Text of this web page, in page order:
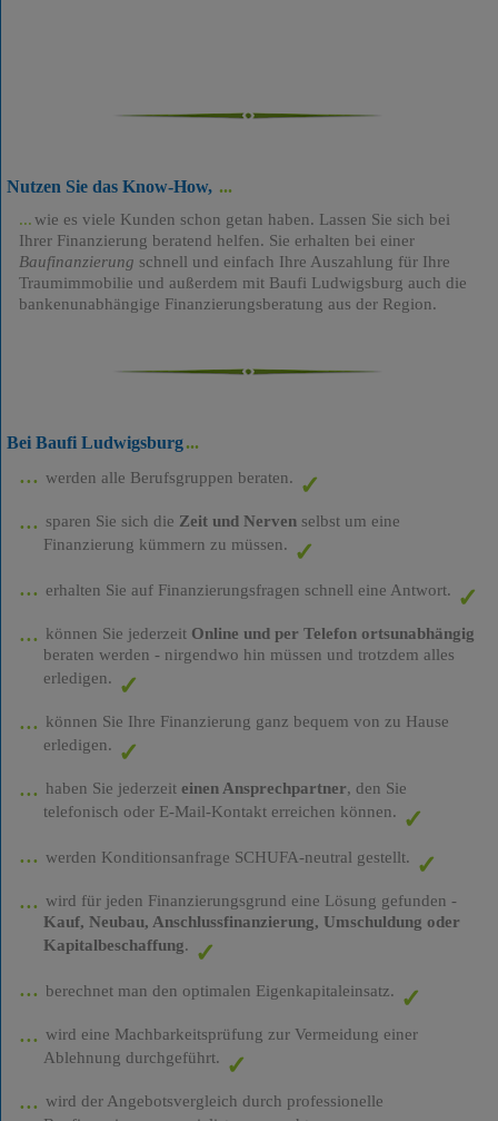
Nutzen Sie das Know-How,
wie es viele Kunden schon getan haben. Lassen Sie sich bei
Ihrer Finanzierung beratend helfen. Sie erhalten bei einer
Baufinanzierung schnell und einfach Ihre Auszahlung für Ihre
Traumimmobilie und außerdem mit Baufi Ludwigsburg auch die
bankenunabhängige Finanzierungsberatung aus der Region.
Bei Baufi Ludwigsburg
werden alle Berufsgruppen beraten.
sparen Sie sich die Zeit und Nervenselbst um eine
Finanzierung kümmern zu müssen.
erhalten Sie auf Finanzierungsfragen schnell eine Antwort.
können Sie jederzeit Online und per Telefon ortsunabhängig
beraten werden - nirgendwo hin müssen und trotzdem alles
erledigen.
können Sie Ihre Finanzierung ganz bequem von zu Hause
erledigen.
haben Sie jederzeit einen Ansprechpartner, den Sie
telefonisch oder E-Mail-Kontakt erreichen können.
werden Konditionsanfrage SCHUFA-neutral gestellt.
wird für jeden Finanzierungsgrund eine Lösung gefunden -
Kauf, Neubau, Anschlussfinanzierung, Umschuldung oder
Kapitalbeschaffung.
berechnet man den optimalen Eigenkapitaleinsatz.
wird eine Machbarkeitsprüfung zur Vermeidung einer
Ablehnung durchgeführt.
wird der Angebotsvergleich durch professionelle